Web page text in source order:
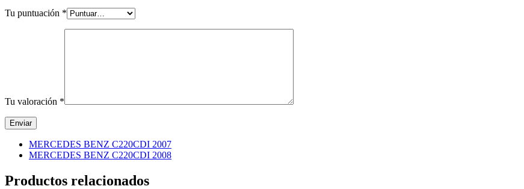
Tu puntuación *
Tu valoración *
MERCEDES BENZ C220CDI 2007
MERCEDES BENZ C220CDI 2008
Productos relacionados